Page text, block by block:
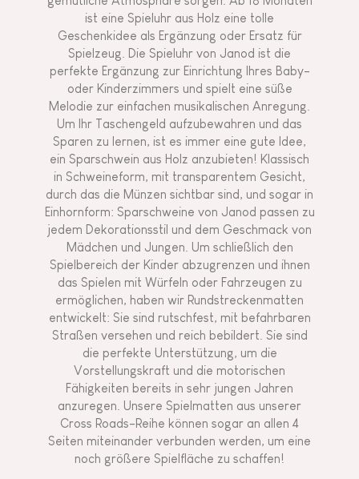
ist eine Spieluhr aus Holz eine tolle
Geschenkidee als Ergänzung oder Ersatz für
Spielzeug. Die Spieluhr von Janod ist die
perfekte Ergänzung zur Einrichtung Ihres Baby-
oder Kinderzimmers und spielt eine süße
Melodie zur einfachen musikalischen Anregung.
Um Ihr Taschengeld aufzubewahren und das
Sparen zu lernen, ist es immer eine gute Idee,
ein Sparschwein aus Holz anzubieten! Klassisch
in Schweineform, mit transparentem Gesicht,
durch das die Münzen sichtbar sind, und sogar in
Einhornform: Sparschweine von Janod passen zu
jedem Dekorationsstil und dem Geschmack von
Mädchen und Jungen. Um schließlich den
Spielbereich der Kinder abzugrenzen und ihnen
das Spielen mit Würfeln oder Fahrzeugen zu
ermöglichen, haben wir Rundstreckenmatten
entwickelt: Sie sind rutschfest, mit befahrbaren
Straßen versehen und reich bebildert. Sie sind
die perfekte Unterstützung, um die
Vorstellungskraft und die motorischen
Fähigkeiten bereits in sehr jungen Jahren
anzuregen. Unsere Spielmatten aus unserer
Cross Roads-Reihe können sogar an allen 4
Seiten miteinander verbunden werden, um eine
noch größere Spielfläche zu schaffen!